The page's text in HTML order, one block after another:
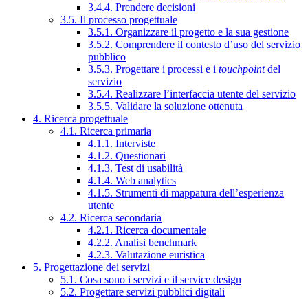
3.4.4. Prendere decisioni
3.5. Il processo progettuale
3.5.1. Organizzare il progetto e la sua gestione
3.5.2. Comprendere il contesto d’uso del servizio
pubblico
3.5.3. Progettare i processi e i touchpointdel
servizio
3.5.4. Realizzare l’interfaccia utente del servizio
3.5.5. Validare la soluzione ottenuta
4. Ricerca progettuale
4.1. Ricerca primaria
4.1.1. Interviste
4.1.2. Questionari
4.1.3. Test di usabilità
4.1.4. Web analytics
4.1.5. Strumenti di mappatura dell’esperienza
utente
4.2. Ricerca secondaria
4.2.1. Ricerca documentale
4.2.2. Analisi benchmark
4.2.3. Valutazione euristica
5. Progettazione dei servizi
5.1. Cosa sono i servizi e il service design
5.2. Progettare servizi pubblici digitali